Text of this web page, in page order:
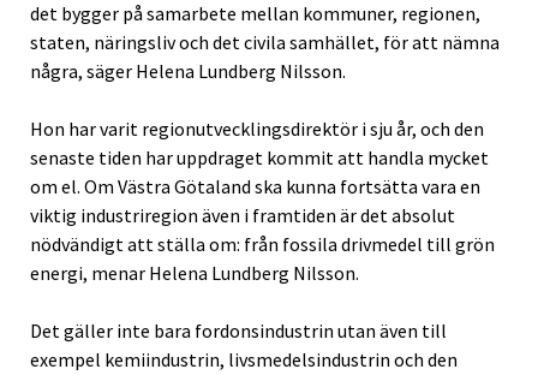
det bygger på samarbete mellan kommuner, regionen,
staten, näringsliv och det civila samhället, för att nämna
några, säger Helena Lundberg Nilsson.
Hon har varit regionutvecklingsdirektör i sju år, och den
senaste tiden har uppdraget kommit att handla mycket
om el. Om Västra Götaland ska kunna fortsätta vara en
viktig industriregion även i framtiden är det absolut
nödvändigt att ställa om: från fossila drivmedel till grön
energi, menar Helena Lundberg Nilsson.
Det gäller inte bara fordonsindustrin utan även till
exempel kemiindustrin, livsmedelsindustrin och den